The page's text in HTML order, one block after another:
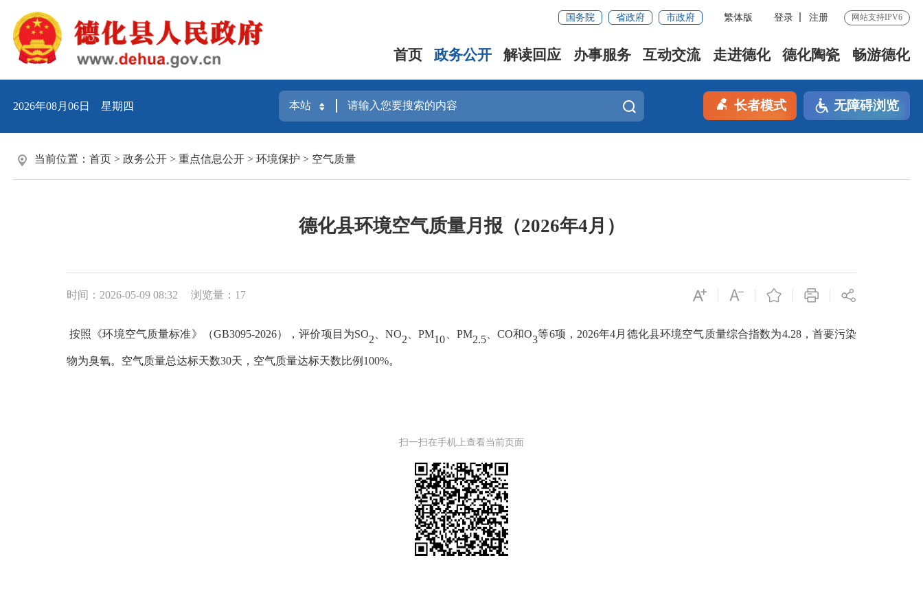
国务院 省政府 市政府 繁体版 登录 注册 网站支持IPV6
首页 政务公开 解读回应 办事服务 互动交流 走进德化 德化陶瓷 畅游德化
2026年08月06日 星期四 长者模式 无障碍浏览
当前位置： 首页 > 政务公开 > 重点信息公开 > 环境保护 > 空气质量
德化县环境空气质量月报（2026年4月）
时间：2026-05-09 08:32 浏览量： 17
按照《环境空气质量标准》（GB3095-2026），评价项目为SO2、NO2、PM10、 PM2.5、CO和O3等6项，2026年4月德化县环境空气质量综合指数为4.28，首要污染
物为臭氧。 空气质量总达标天数30天 ， 空气质量达标天数比例 100%。
扫一扫在手机上查看当前页面